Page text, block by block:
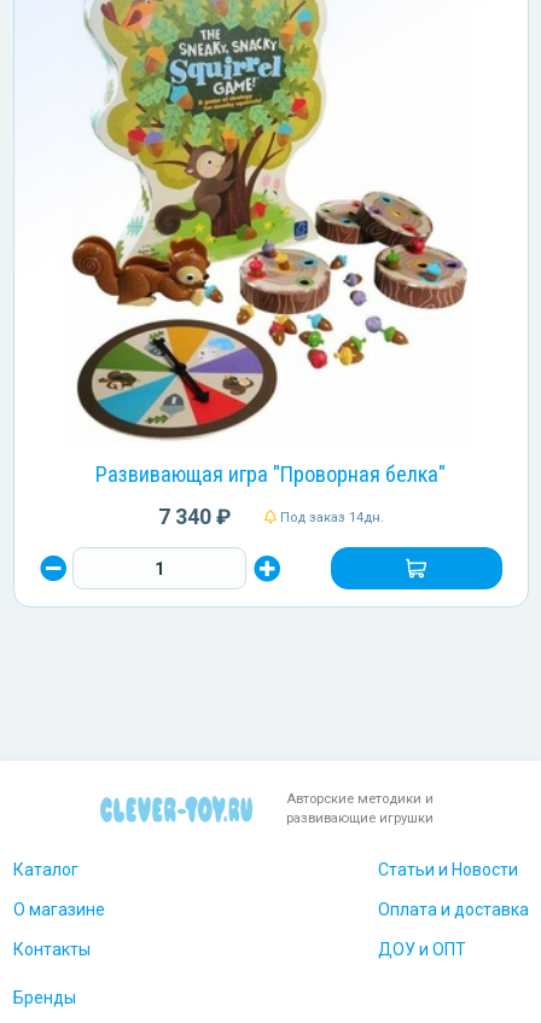
Развивающая игра "Проворная белка"
7 340 ₽ Под заказ 14дн.
Авторские методики и
развивающие игрушки
Каталог
О магазине
Контакты
Статьи и Новости
Оплата и доставка
ДОУ и ОПТ
Бренды